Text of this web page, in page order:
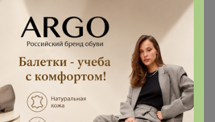
101
1 707р
2 272р
Кофе Сухой Закон 1000г, Зерно
Стоп 09 августа